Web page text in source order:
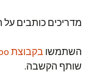
מדריכים כותבים על
השתמשו בקבוצת Yahoo
שותף הקשבה.